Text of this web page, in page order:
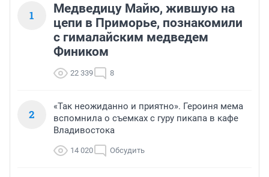
1
Медведицу Майю, жившую на
цепи в Приморье, познакомили
с гималайским медведем
Фиником
22 339 8
2
«Так неожиданно и приятно». Героиня мема
вспомнила о съемках с гуру пикапа в кафе
Владивостока
14 020 Обсудить